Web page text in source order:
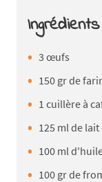
Ingrédients
3 œufs
150 gr de
1 cuillère à
125 ml de
100 ml
100 gr de